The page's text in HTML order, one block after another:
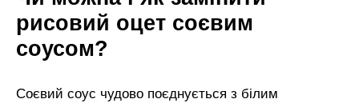
рисовий оцет соєвим
соусом?
Соєвий соус чудово поєднується з білим